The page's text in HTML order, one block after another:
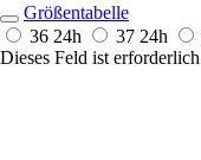
Größentabelle
36 24h 37 24h
Dieses Feld ist erforderlich